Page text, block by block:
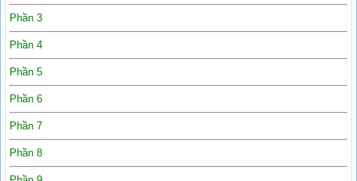
Phần 3
Phần 4
Phần 5
Phần 6
Phần 7
Phần 8